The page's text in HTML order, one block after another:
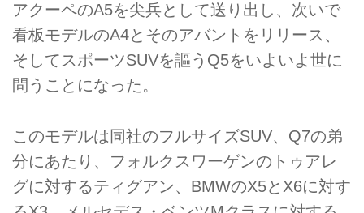
アクーペのA5を尖兵として送り出し、次いで
看板モデルのA4とそのアバントをリリース、
そしてスポーツSUVを謳うQ5をいよいよ世に
問うことになった。
このモデルは同社のフルサイズSUV、Q7の弟
分にあたり、フォルクスワーゲンのトゥアレ
グに対するティグアン、BMWのX5とX6に対す